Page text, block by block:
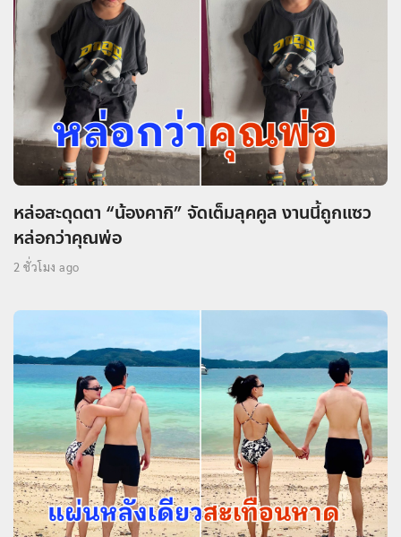
หล่อสะดุดตา “น้องคากิ” จัดเต็มลุคคูล งานนี้ถูกแซว
หล่อกว่าคุณพ่อ
2 ชั่วโมง ago